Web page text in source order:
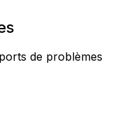
de problèmes